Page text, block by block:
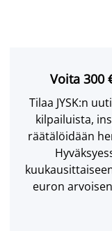
Voita 300
Tilaa JYSK:n
kilpailuista,
räätälöidään
euron